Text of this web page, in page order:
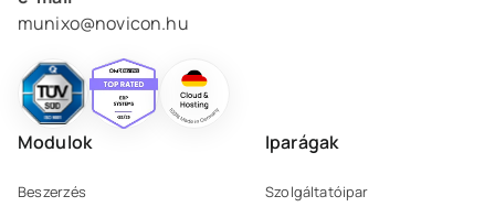
munixo@novicon.hu
Modulok
Beszerzés
Iparágak
Szolgáltatóipar